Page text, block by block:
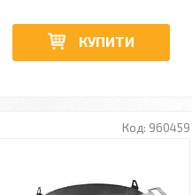
КУПИТИ
960459